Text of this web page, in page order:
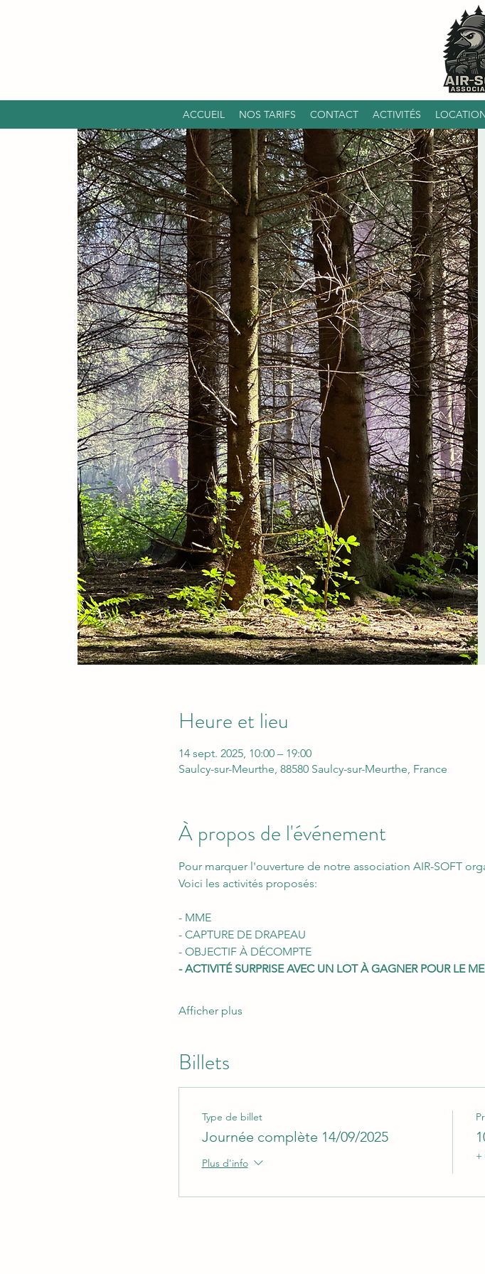
ACCUEIL NOS TARIFS CONTACT ACTIVITÉS
Heure et lieu
14 sept. 2025, 10:00 – 19:00
Saulcy-sur-Meurthe, 88580 Saulcy-sur-Meurthe, France
À propos de l'événement
Pour marquer l'ouverture de notre association AIR-SOFT
Voici les activités proposés:
- MME
- CAPTURE DE DRAPEAU
- OBJECTIF À DÉCOMPTE
- ACTIVITÉ SURPRISE AVEC UN LOT À GAGNER POUR LE
Afficher plus
Billets
Type de billet
Journée complète 14/09/2025
Plus d'info
+